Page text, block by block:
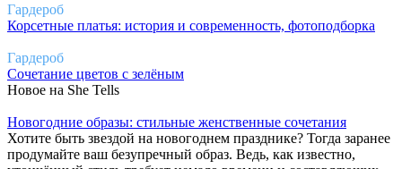
Гардероб
Корсетные платья: история и современность, фотоподборка
Гардероб
Сочетание цветов с зелёным
Новое на She Tells
Новогодние образы: стильные женственные сочетания
Хотите быть звездой на новогоднем празднике? Тогда заранее
продумайте ваш безупречный образ. Ведь, как известно,